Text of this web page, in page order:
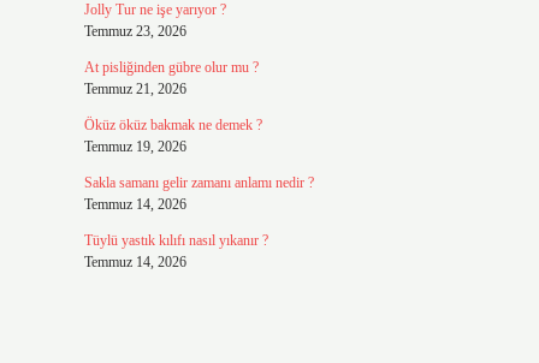
Jolly Tur ne işe yarıyor ?
Temmuz 23, 2026
At pisliğinden gübre olur mu ?
Temmuz 21, 2026
Öküz öküz bakmak ne demek ?
Temmuz 19, 2026
Sakla samanı gelir zamanı anlamı nedir ?
Temmuz 14, 2026
Tüylü yastık kılıfı nasıl yıkanır ?
Temmuz 14, 2026